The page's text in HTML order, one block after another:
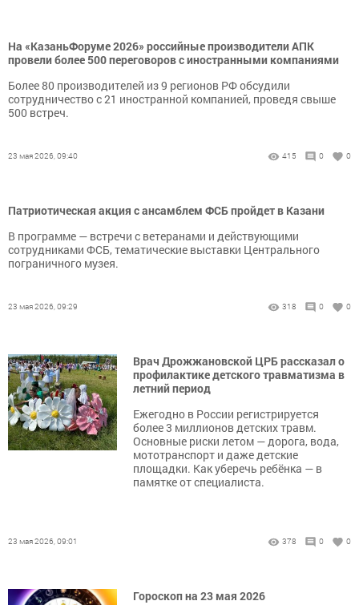
На «КазаньФоруме 2026» российные производители АПК
провели более 500 переговоров с иностранными компаниями
Более 80 производителей из 9 регионов РФ обсудили
сотрудничество с 21 иностранной компанией, проведя свыше
500 встреч.
23 мая 2026, 09:40 415 0 0
Патриотическая акция с ансамблем ФСБ пройдет в Казани
В программе — встречи с ветеранами и действующими
сотрудниками ФСБ, тематические выставки Центрального
пограничного музея.
23 мая 2026, 09:29 318 0 0
Врач Дрожжановской ЦРБ рассказал о
профилактике детского травматизма в
летний период
Ежегодно в России регистрируется
более 3 миллионов детских травм.
Основные риски летом — дорога, вода,
мототранспорт и даже детские
площадки. Как уберечь ребёнка — в
памятке от специалиста.
23 мая 2026, 09:01 378 0 0
Гороскоп на 23 мая 2026